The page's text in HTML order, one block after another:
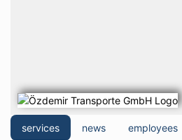
services news employees